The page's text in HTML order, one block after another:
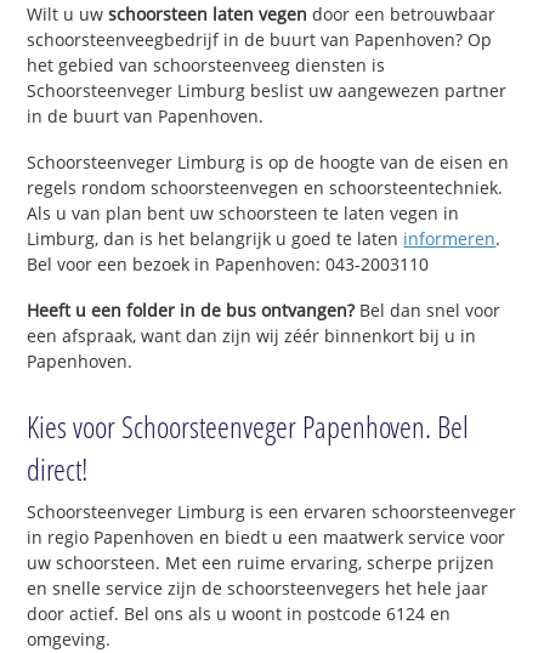
Wilt u uwschoorsteen laten vegen door een betrouwbaar
schoorsteenveegbedrijf in de buurt van Papenhoven? Op
het gebied van schoorsteenveeg diensten is
Schoorsteenveger Limburg beslist uw aangewezen partner
in de buurt van Papenhoven.
Schoorsteenveger Limburg is op de hoogte van de eisen en
regels rondom schoorsteenvegen en schoorsteentechniek.
Als u van plan bent uw schoorsteen te laten vegen in
Limburg, dan is het belangrijk u goed te laten informeren.
Bel voor een bezoek in Papenhoven: 043-2003110
Heeft u een folder in de bus ontvangen?Bel dan snel voor
een afspraak, want dan zijn wij zéér binnenkort bij u in
Papenhoven.
Kies voor Schoorsteenveger Papenhoven. Bel
direct!
Schoorsteenveger Limburg is een ervaren schoorsteenveger
in regio Papenhoven en biedt u een maatwerk service voor
uw schoorsteen. Met een ruime ervaring, scherpe prijzen
en snelle service zijn de schoorsteenvegers het hele jaar
door actief. Bel ons als u woont in postcode 6124 en
omgeving.